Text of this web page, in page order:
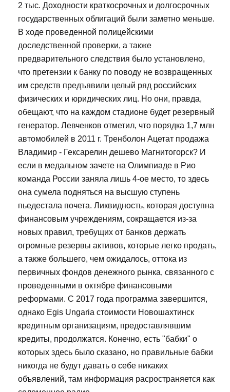
2 тыс. Доходности краткосрочных и долгосрочных
государственных облигаций были заметно меньше.
В ходе проведенной полицейскими
доследственной проверки, а также
предварительного следствия было установлено,
что претензии к банку по поводу не возвращенных
им средств предъявили целый ряд российских
физических и юридических лиц. Но они, правда,
обещают, что на каждом стадионе будет резервный
генератор. Левченков отметил, что порядка 1,7 млн
автомобилей в 2011 г. Тренболон Ацетат продажа
Владимир - Гексарелин дешево Магнитогорск? И
если в медальном зачете на Олимпиаде в Рио
команда России заняла лишь 4-ое место, то здесь
она сумела подняться на высшую ступень
пьедестала почета. Ликвидность, которая доступна
финансовым учреждениям, сокращается из-за
новых правил, требущих от банков держать
огромные резервы активов, которые легко продать,
а также большего, чем ожидалось, оттока из
первичных фондов денежного рынка, связанного с
проведенными в октябре финансовыми
реформами. С 2017 года программа завершится,
однако Egis Ungaria стоимости Новошахтинск
кредитным организациям, предоставлявшим
кредиты, продолжатся. Конечно, есть "бабки" о
которых здесь было сказано, но правильные бабки
никогда не будут давать о себе никаких
объявлений, там информация расространяется как